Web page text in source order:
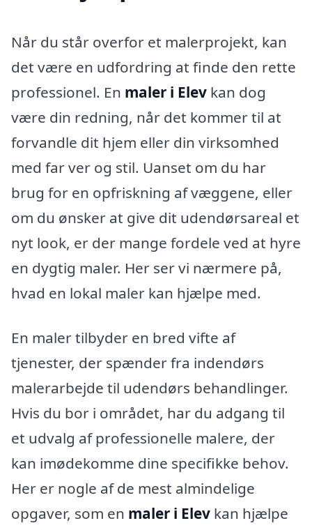
Når du står overfor et malerprojekt, kan
det være en udfordring at finde den rette
professionel. En maler i Elev kan dog
være din redning, når det kommer til at
forvandle dit hjem eller din virksomhed
med far ver og stil. Uanset om du har
brug for en opfriskning af væggene, eller
om du ønsker at give dit udendørsareal et
nyt look, er der mange fordele ved at hyre
en dygtig maler. Her ser vi nærmere på,
hvad en lokal maler kan hjælpe med.
En maler tilbyder en bred vifte af
tjenester, der spænder fra indendørs
malerarbejde til udendørs behandlinger.
Hvis du bor i området, har du adgang til
et udvalg af professionelle malere, der
kan imødekomme dine specifikke behov.
Her er nogle af de mest almindelige
opgaver, som en maler i Elev kan hjælpe